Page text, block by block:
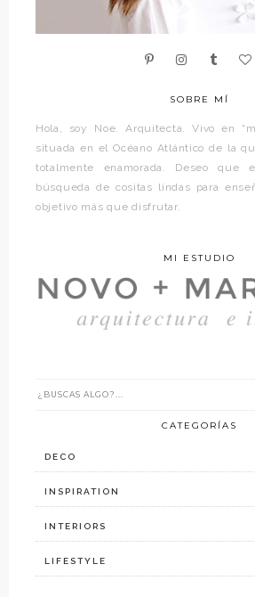
SOBRE MÍ
Hola, soy Noe. Arquitecta. Vivo en
situada en el Océano Atlántico de la
totalmente enamorada. Deseo que
búsqueda de cositas lindas para
objetivo más que disfrutar.
MI ESTUDIO
CATEGORÍAS
DECO
INSPIRATION
INTERIORS
LIFESTYLE